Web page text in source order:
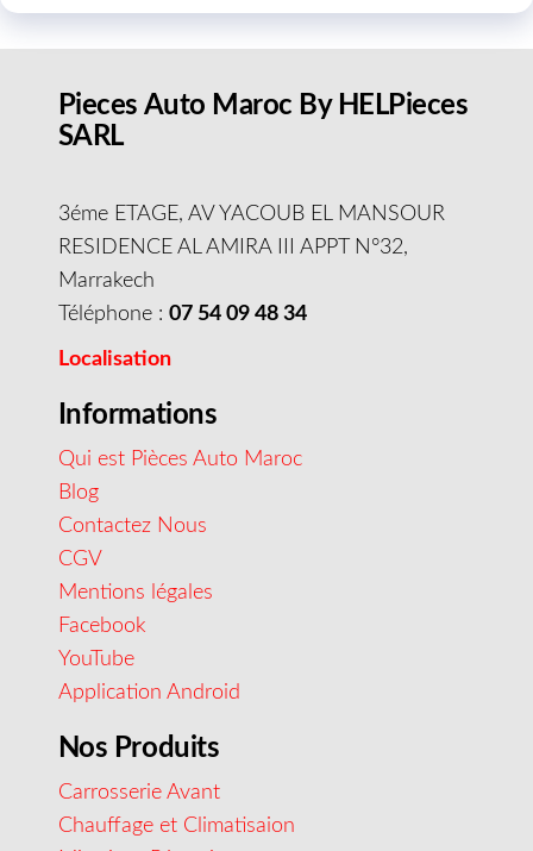
Pieces Auto Maroc By HELPieces
SARL
3éme ETAGE, AV YACOUB EL MANSOUR
RESIDENCE AL AMIRA III APPT N°32,
Marrakech
Téléphone : 07 54 09 48 34
Localisation
Informations
Qui est Pièces Auto Maroc
Blog
Contactez Nous
CGV
Mentions légales
Facebook
YouTube
Application Android
Nos Produits
Carrosserie Avant
Chauffage et Climatisaion